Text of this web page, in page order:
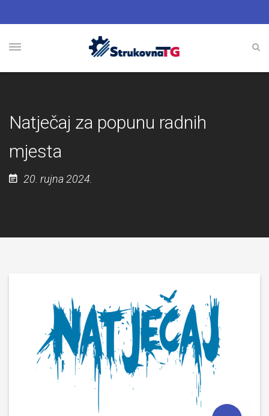
Natječaj za popunu radnih
mjesta
20. rujna 2024.